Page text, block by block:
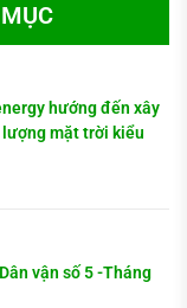
hướng đến xây
mặt trời kiểu
vận số 5 -Tháng